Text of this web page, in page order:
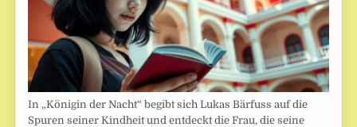
In „Königin der Nacht“ begibt sich Lukas Bärfuss auf die
Spuren seiner Kindheit und entdeckt die Frau, die seine